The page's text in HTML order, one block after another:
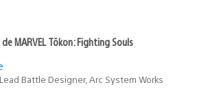
MARVEL Tōkon: Fighting Souls
Battle Designer, Arc System Works